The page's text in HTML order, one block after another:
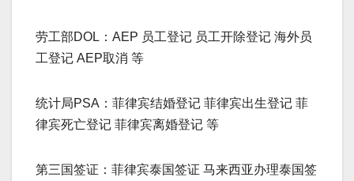
劳工部DOL：AEP 员工登记 员工开除登记 海外员
工登记 AEP取消 等
统计局PSA：菲律宾结婚登记 菲律宾出生登记 菲
律宾死亡登记 菲律宾离婚登记 等
第三国签证：菲律宾泰国签证 马来西亚办理泰国签